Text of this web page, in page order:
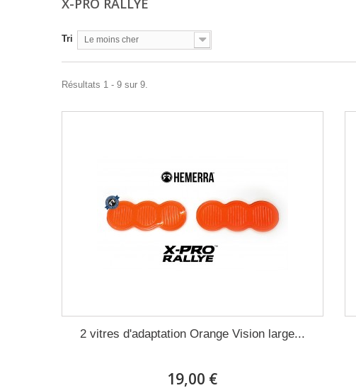
X-PRO RALLYE
Tri Le moins cher
Résultats 1 - 9 sur 9.
2 vitres d'adaptation Orange Vision large...
19,00 €